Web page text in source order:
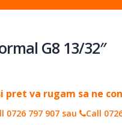
G8 13/32″
pret va rugam sa ne
0726 797 907sau
Call